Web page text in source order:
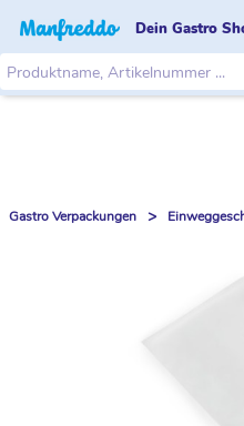
Dein Gastro
Gastro Verpackungen >